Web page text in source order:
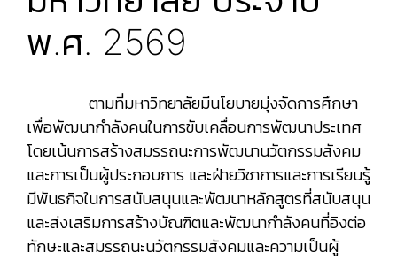
พ.ศ. 2569
ตามที่มหาวิทยาลัยมีนโยบายมุ่งจัดการศึกษา
เพื่อพัฒนากำลังคนในการขับเคลื่อนการพัฒนาประเทศ
โดยเน้นการสร้างสมรรถนะการพัฒนานวัตกรรมสังคม
และการเป็นผู้ประกอบการ และฝ่ายวิชาการและการเรียนรู้
มีพันธกิจในการสนับสนุนและพัฒนาหลักสูตรที่สนับสนุน
และส่งเสริมการสร้างบัณฑิตและพัฒนากำลังคนที่อิงต่อ
ทักษะและสมรรถนะนวัตกรรมสังคมและความเป็นผู้